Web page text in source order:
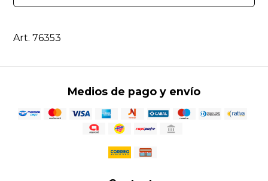
Art. 76353
Medios de pago y envío